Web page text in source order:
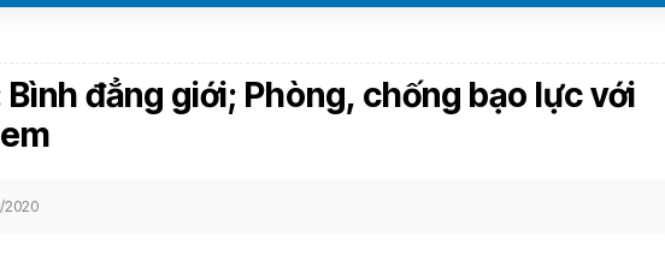
đẳng giới; Phòng, chống bạo lực với
2020